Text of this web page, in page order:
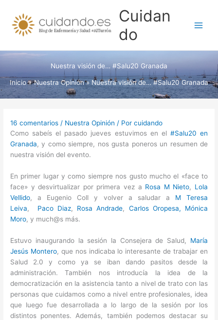
contenido
Cuidan
do
Nuestra visión de… #Salu20 Granada
Inicio Nuestra Opinión Nuestra visión de… #Salu20 Granada
16 comentarios / Nuestra Opinión / Porcuidando
Como sabeís el pasado jueves estuvimos en el #Salu20 en
Granada, y como siempre, nos gusta poneros un resumen de
nuestra visión del evento.
En primer lugar y como siempre nos gusto mucho el «face to
face» y desvirtualizar por primera vez a Rosa M Nieto, Lola
Vellido, a Eugenio Coll y volver a saludar a M Teresa
Leiva, Paco Diaz, Rosa Andrade, Carlos Oropesa,
Mónica
Moro, y much@s más.
Estuvo inaugurando la sesión la Consejera de Salud, María
Jesús Montero, que nos indicaba lo interesante de trabajar en
Salud 2.0 y como ya se iban dando pasitos desde la
administración. También nos introducía la idea de la
democratización en la asistencia tanto a nivel de trato con las
personas que cuidamos como a nivel entre profesionales, idea
que luego fue desarrollada a lo largo de la sesión por los
distintos ponentes. Además, también podemos destacar su